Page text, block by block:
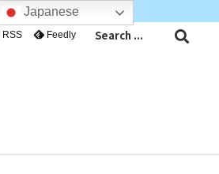
RSS Feedly
Japanese